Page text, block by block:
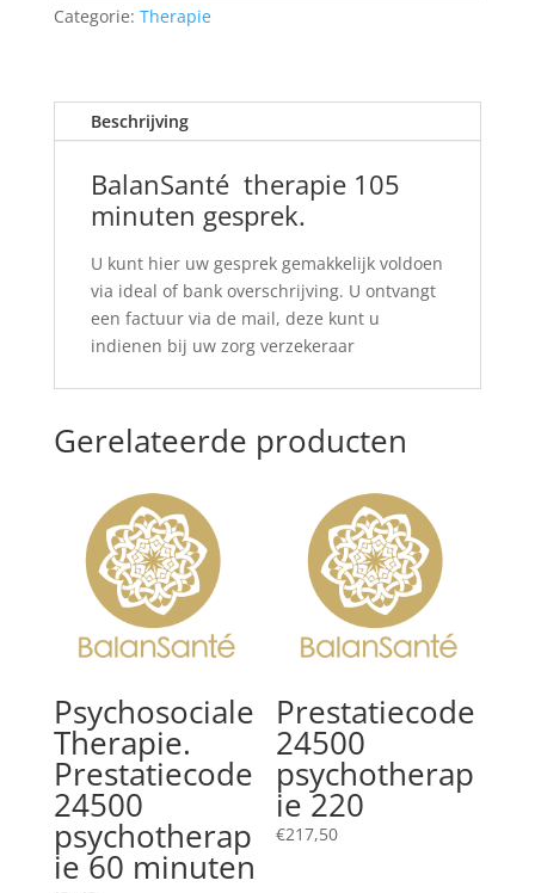
Categorie: Therapie
Beschrijving
BalanSanté therapie 105
minuten gesprek.
U kunt hier uw gesprek gemakkelijk voldoen
via ideal of bank overschrijving. U ontvangt
een factuur via de mail, deze kunt u
indienen bij uw zorg verzekeraar
Gerelateerde producten
Psychosociale
Therapie.
Prestatiecode
24500
psychotherap
ie 60 minuten
Prestatiecode
24500
psychotherap
ie 220
€217,50